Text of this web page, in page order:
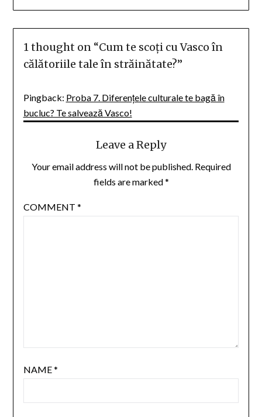
1 thought on “Cum te scoți cu Vasco în
călătoriile tale în străinătate?”
Pingback: Proba 7. Diferențele culturale te bagă în
bucluc? Te salvează Vasco!
Leave a Reply
Your email address will not be published. Required
fields are marked*
COMMENT *
NAME*